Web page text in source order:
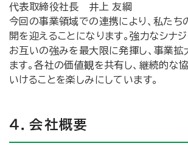
代表取締役社長 井上 友綱
今回の事業領域での連携により、私たち
開を迎えることになります。強力なシナジ
お互いの強みを最大限に発揮し、事業拡
ます。各社の価値観を共有し、継続的な
いけることを楽しみにしています。
４．会社概要